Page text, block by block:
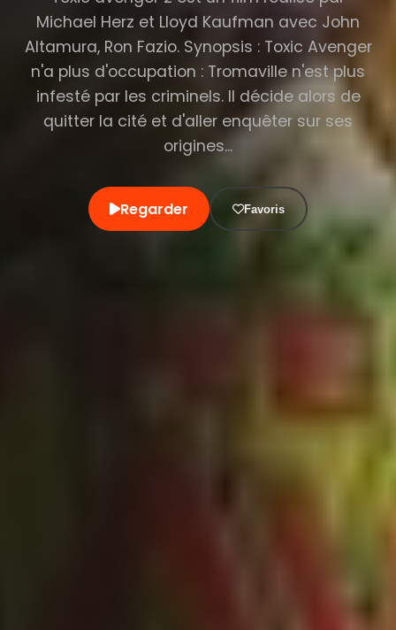
Michael Herz et Lloyd Kaufman avec John
Altamura, Ron Fazio. Synopsis : Toxic Avenger
n'a plus d'occupation : Tromaville n'est plus
infesté par les criminels. Il décide alors de
quitter la cité et d'aller enquêter sur ses
origines...
Regarder Favoris